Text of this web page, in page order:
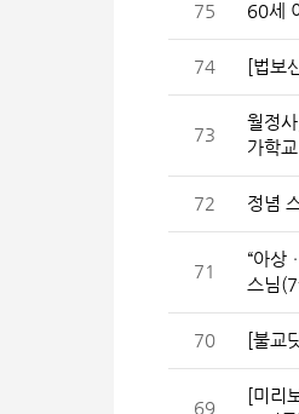
75 60세
74 [법보
73
월정
가학
72 정념
71
“아상
스님
70 [불교
69
[미리